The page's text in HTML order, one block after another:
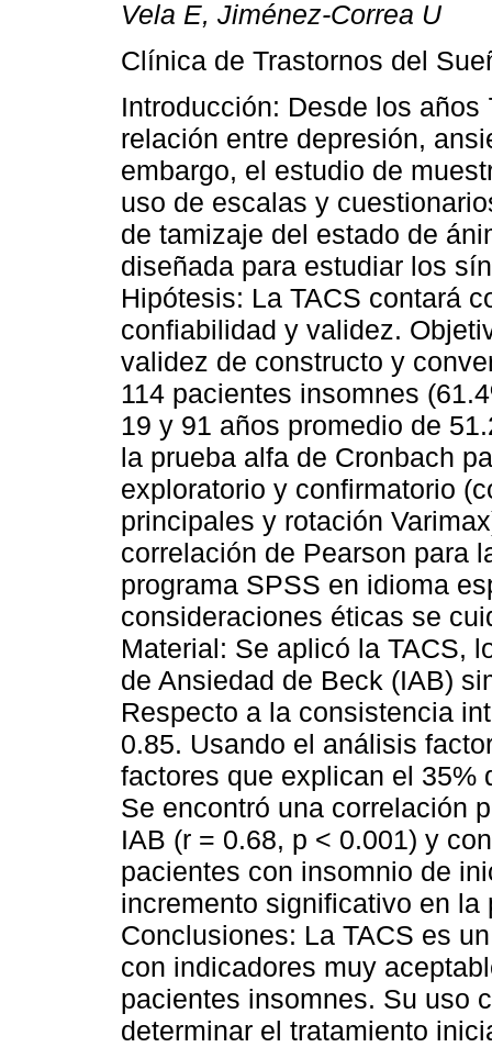
Vela E, Jiménez-Correa U
Clínica de Trastornos del
Introducción: Desde los
relación entre depresión,
embargo, el estudio de
uso de escalas y
de tamizaje del estado de
diseñada para estudiar los
Hipótesis: La TACS contará
confiabilidad y validez.
validez de constructo y
114 pacientes insomnes
19 y 91 años promedio de
la prueba alfa de Cronbach
exploratorio y confirmatorio
principales y rotación
correlación de Pearson para
programa SPSS en idioma
consideraciones éticas se
Material: Se aplicó la TACS,
de Ansiedad de Beck (IAB)
Respecto a la consistencia
0.85. Usando el análisis
factores que explican el 35%
Se encontró una correlación
IAB (r = 0.68, p < 0.001) y
pacientes con insomnio de
incremento significativo en la
Conclusiones: La TACS es
con indicadores muy
pacientes insomnes. Su uso
determinar el tratamiento